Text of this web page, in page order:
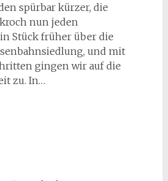
spürbar kürzer, die
nun jeden
Stück früher über die
und mit
gingen wir auf die
zu. In…